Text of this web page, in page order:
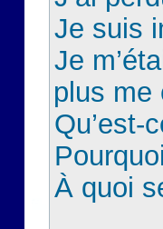
Je suis
Je
plus me
Qu’est-
À quoi